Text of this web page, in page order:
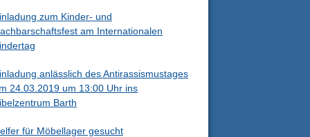
zum Kinder- und
am Internationalen
anlässlich des Antirassismustages
24.03.2019 um 13:00 Uhr ins
Barth
für Möbellager gesucht